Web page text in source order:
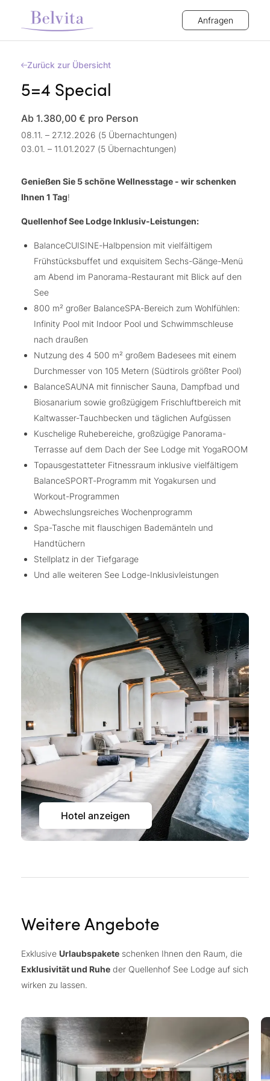
Anfragen
Zurück zur Übersicht
5=4 Special
Ab 1.380,00 € pro Person
08.11. – 27.12.2026 (5 Übernachtungen)
03.01. – 11.01.2027 (5 Übernachtungen)
Genießen Sie 5 schöne Wellnesstage - wir schenken
Ihnen 1 Tag!
Quellenhof See Lodge Inklusiv-Leistungen:
BalanceCUISINE-Halbpension mit vielfältigem
Frühstücksbuffet und exquisitem Sechs-Gänge-Menü
am Abend im Panorama-Restaurant mit Blick auf den
See
800 m² großer BalanceSPA-Bereich zum Wohlfühlen:
Infinity Pool mit Indoor Pool und Schwimmschleuse
nach draußen
Nutzung des 4 500 m² großem Badesees mit einem
Durchmesser von 105 Metern (Südtirols größter Pool)
BalanceSAUNA mit finnischer Sauna, Dampfbad und
Biosanarium sowie großzügigem Frischluftbereich mit
Kaltwasser-Tauchbecken und täglichen Aufgüssen
Kuschelige Ruhebereiche, großzügige Panorama-
Terrasse auf dem Dach der See Lodge mit YogaROOM
Topausgestatteter Fitnessraum inklusive vielfältigem
BalanceSPORT-Programm mit Yogakursen und
Workout-Programmen
Abwechslungsreiches Wochenprogramm
Spa-Tasche mit flauschigen Bademänteln und
Handtüchern
Stellplatz in der Tiefgarage
Und alle weiteren See Lodge-Inklusivleistungen
Hotel anzeigen
Weitere Angebote
Exklusive Urlaubspakete schenken Ihnen den Raum, die
Exklusivität und Ruhe der Quellenhof See Lodge auf sich
wirken zu lassen.